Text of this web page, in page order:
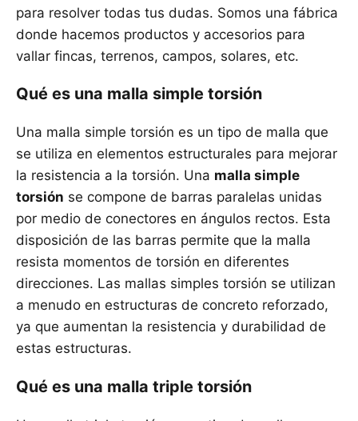
para resolver todas tus dudas. Somos una fábrica
donde hacemos productos y accesorios para
vallar fincas, terrenos, campos, solares, etc.
Qué es una malla simple torsión
Una malla simple torsión es un tipo de malla que
se utiliza en elementos estructurales para mejorar
la resistencia a la torsión. Una malla simple
torsión se compone de barras paralelas unidas
por medio de conectores en ángulos rectos. Esta
disposición de las barras permite que la malla
resista momentos de torsión en diferentes
direcciones. Las mallas simples torsión se utilizan
a menudo en estructuras de concreto reforzado,
ya que aumentan la resistencia y durabilidad de
estas estructuras.
Qué es una malla triple torsión